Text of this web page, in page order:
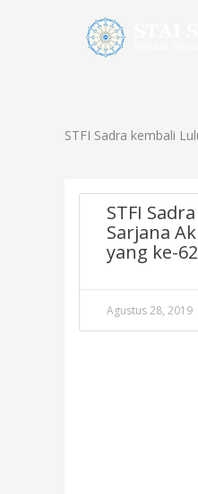
STFI Sadra kembali
STFI
Sarjana
yang ke-62
Agustus 28, 2019